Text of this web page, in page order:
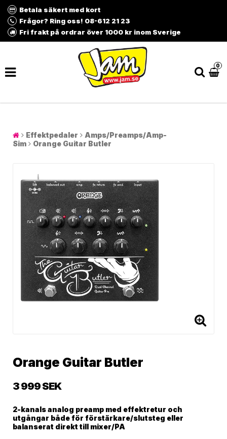
Betala säkert med kort
Frågor? Ring oss! 08-612 21 23
Fri frakt på ordrar över 1000 kr inom Sverige
0
Effektpedaler
Amps/Preamps/Amp-
Sim
Orange Guitar Butler
Orange Guitar Butler
3 999 SEK
2-kanals analog preamp med effektretur och
utgångar både för förstärkare/slutsteg eller
balanserat direkt till mixer/PA